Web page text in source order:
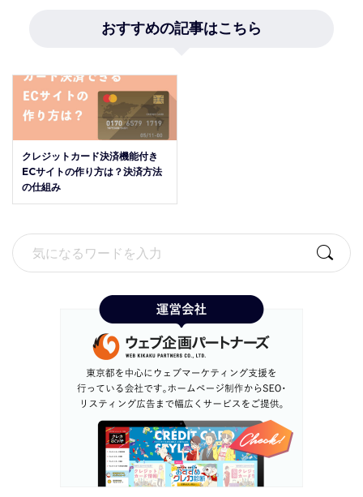
おすすめの記事はこちら
クレジットカード決済機能付き
ECサイトの作り方は？決済方法
の仕組み